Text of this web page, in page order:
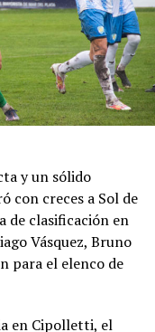
y un sólido
con creces a Sol de
de clasificación en
Vásquez, Bruno
para el elenco de
en Cipolletti, el